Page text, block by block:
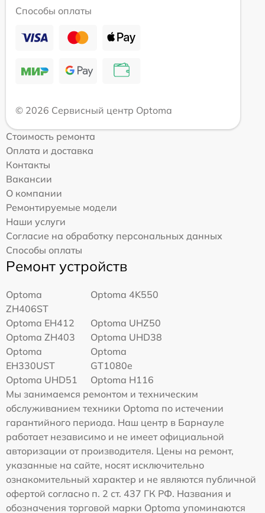
Способы оплаты
© 2026 Сервисный центр Optoma
Стоимость ремонта
Оплата и доставка
Контакты
Вакансии
О компании
Ремонтируемые модели
Наши услуги
Согласие на обработку персональных данных
Способы оплаты
Ремонт устройств
Optoma
ZH406ST
Optoma 4K550
Optoma EH412
Optoma UHZ50
Optoma ZH403
Optoma UHD38
Optoma
EH330UST
Optoma
GT1080e
Optoma UHD51
Optoma H116
Мы занимаемся ремонтом и техническим
обслуживанием техники Optoma по истечении
гарантийного периода. Наш центр в Барнауле
работает независимо и не имеет официальной
авторизации от производителя. Цены на ремонт,
указанные на сайте, носят исключительно
ознакомительный характер и не являются публичной
офертой согласно п. 2 ст. 437 ГК РФ. Названия и
обозначения торговой марки Optoma упоминаются